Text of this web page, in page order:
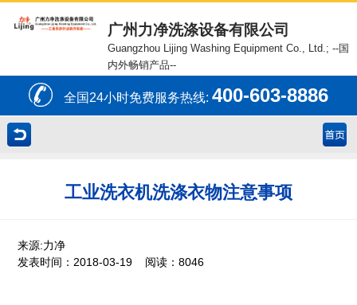
广州力净洗涤设备有限公司
Guangzhou Lijing Washing Equipment Co., Ltd.; --国
内外畅销产品--
全国24小时免费服务热线:400-603-8886
工业洗衣机洗涤衣物注意事项
来源:力净
发表时间：2018-03-19 阅读：8046